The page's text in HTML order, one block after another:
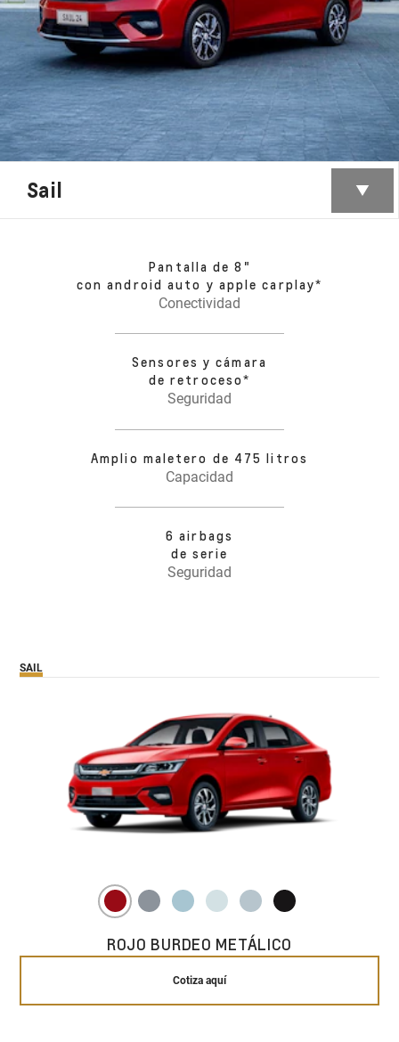
Sail
Pantalla de 8"
con android auto y apple carplay*
Conectividad
Sensores y cámara
de retroceso*
Seguridad
Amplio maletero de 475 litros
Capacidad
6 airbags
de serie
Seguridad
SAIL
ROJO BURDEO METÁLICO
Cotiza aquí